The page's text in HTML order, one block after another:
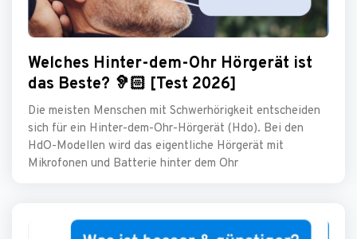
Welches Hinter-dem-Ohr Hörgerät ist
das Beste? 🦻🏻 [Test 2026]
Die meisten Menschen mit Schwerhörigkeit entscheiden
sich für ein Hinter-dem-Ohr-Hörgerät (Hdo). Bei den
HdO-Modellen wird das eigentliche Hörgerät mit
Mikrofonen und Batterie hinter dem Ohr